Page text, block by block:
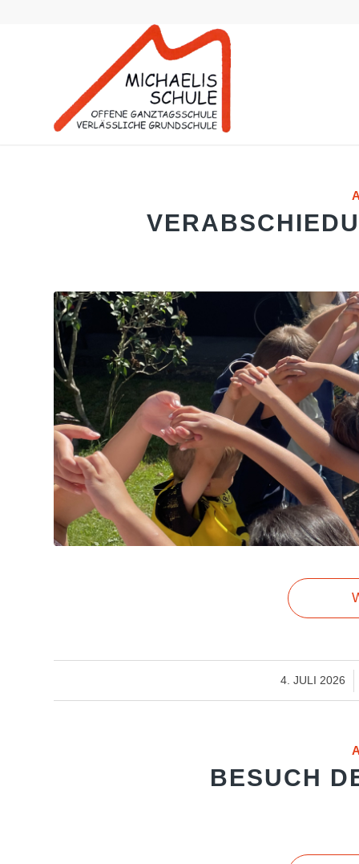
4. JULI 2026
/
BESUCH